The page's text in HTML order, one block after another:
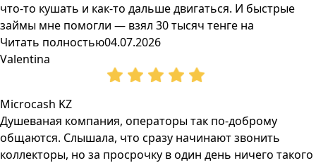
что-то кушать и как-то дальше двигаться. И быстрые
займы мне помогли — взял 30 тысяч тенге на
Читать полностью04.07.2026
Valentina
Microcash KZ
Душеваная компания, операторы так по-доброму
общаются. Слышала, что сразу начинают звонить
коллекторы, но за просрочку в один день ничего такого